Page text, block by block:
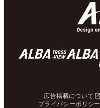
広告掲載について
プライバシーポリシー